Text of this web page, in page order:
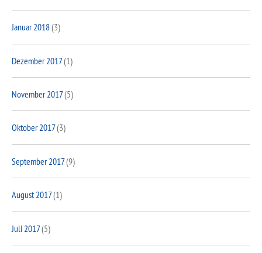
Januar 2018(3)
Dezember 2017(1)
November 2017(5)
Oktober 2017(3)
September 2017(9)
August 2017(1)
Juli 2017(5)